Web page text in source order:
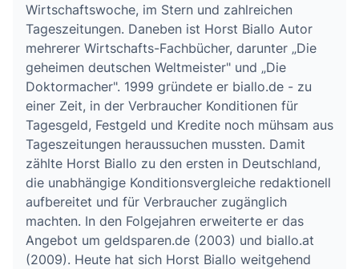
Wirtschaftswoche, im Stern und zahlreichen
Tageszeitungen. Daneben ist Horst Biallo Autor
mehrerer Wirtschafts-Fachbücher, darunter „Die
geheimen deutschen Weltmeister" und „Die
Doktormacher". 1999 gründete er biallo.de - zu
einer Zeit, in der Verbraucher Konditionen für
Tagesgeld, Festgeld und Kredite noch mühsam aus
Tageszeitungen heraussuchen mussten. Damit
zählte Horst Biallo zu den ersten in Deutschland,
die unabhängige Konditionsvergleiche redaktionell
aufbereitet und für Verbraucher zugänglich
machten. In den Folgejahren erweiterte er das
Angebot um geldsparen.de (2003) und biallo.at
(2009). Heute hat sich Horst Biallo weitgehend